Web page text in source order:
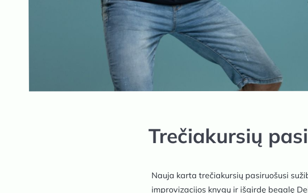
Trečiakursių
Nauja karta trečiakursių pasiruošusi
improvizacijos knygų ir išgirdę begalę